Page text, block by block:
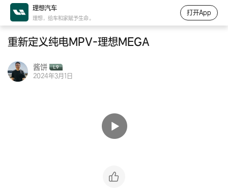
重新定义纯电MPV-理想MEGA
酱饼
2024年3月1日
理想汽车
理想，给车和家赋予生命。
打开App